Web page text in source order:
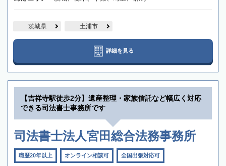
茨城県 土浦市
詳細を見る
【吉祥寺駅徒歩2分】遺産整理・家族信託など幅広く対応
できる司法書士事務所です
司法書士法人宮田総合法務事務所
職歴20年以上 オンライン相談可 全国出張対応可